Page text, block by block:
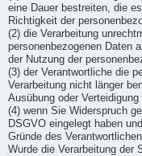
eine Dauer bestreiten, die
Richtigkeit der
(2) die Verarbeitung
personenbezogenen Daten
der Nutzung der
(3) der Verantwortliche die
Verarbeitung nicht länger
Ausübung oder
(4) wenn Sie Widerspruch
DSGVO eingelegt haben
Gründe des
Wurde die Verarbeitung der